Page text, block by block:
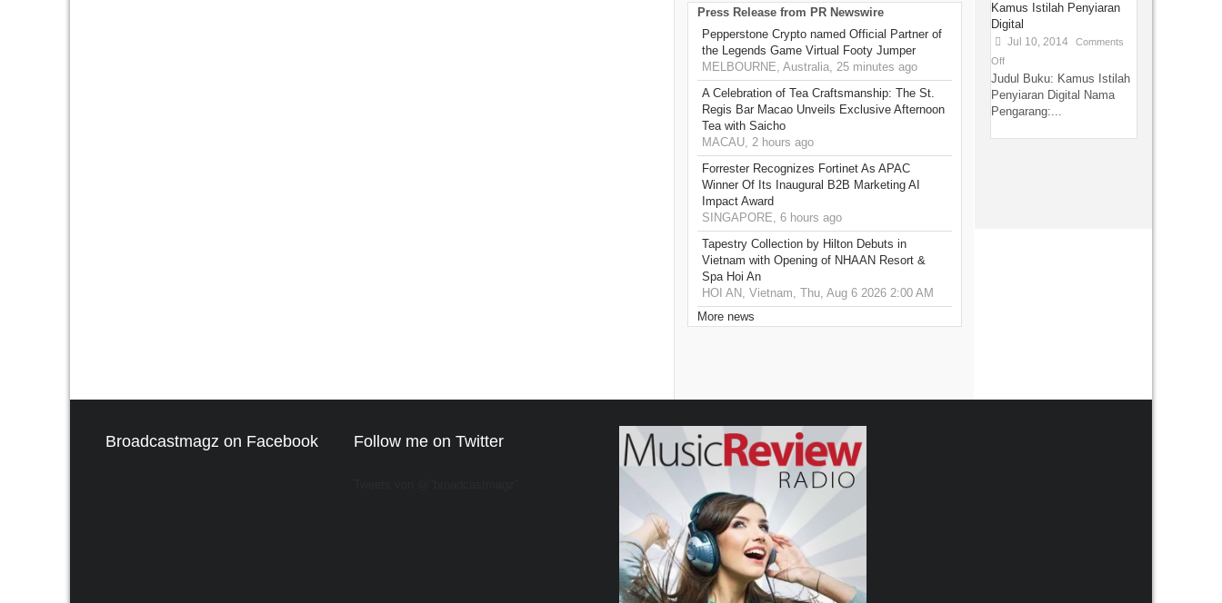
Press Release from PR Newswire
Pepperstone Crypto named Official Partner of
the Legends Game Virtual Footy Jumper
MELBOURNE, Australia, 25 minutes ago
A Celebration of Tea Craftsmanship: The St.
Regis Bar Macao Unveils Exclusive Afternoon
Tea with Saicho
MACAU, 2 hours ago
Forrester Recognizes Fortinet As APAC
Winner Of Its Inaugural B2B Marketing AI
Impact Award
SINGAPORE, 6 hours ago
Tapestry Collection by Hilton Debuts in
Vietnam with Opening of NHAAN Resort &
Spa Hoi An
HOI AN, Vietnam, Thu, Aug 6 2026 2:00 AM
More news
Kamus Istilah Penyiaran
Digital
Jul 10, 2014
Comments
Off
Judul Buku: Kamus Istilah
Penyiaran Digital Nama
Pengarang:...
Broadcastmagz on Facebook Follow me on Twitter